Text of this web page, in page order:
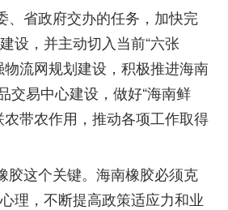
省政府交办的任务，加快完
设，并主动切入当前“六张
物流网规划建设，积极推进海南
交易中心建设，做好“海南鲜
农带农作用，推动各项工作取得
这个关键。海南橡胶必须克
理，不断提高政策适应力和业